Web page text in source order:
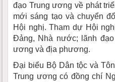
đạo Trung ương về phát
mới sáng tạo và chuyển
Hội nghị. Tham dự Hội
Đảng, Nhà nước; lãnh
ương và địa phương.
Đại biểu Bộ Dân tộc và
Trung ương có đồng chí